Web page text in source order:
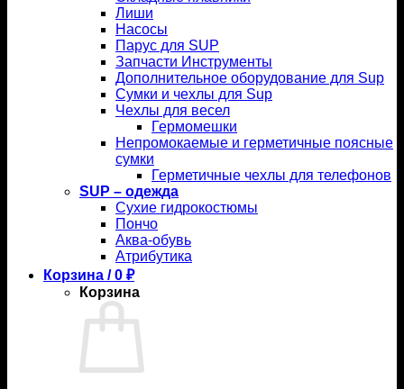
Лиши
Насосы
Парус для SUP
Запчасти Инструменты
Дополнительное оборудование для Sup
Сумки и чехлы для Sup
Чехлы для весел
Гермомешки
Непромокаемые и герметичные поясные
сумки
Герметичные чехлы для телефонов
SUP – одежда
Сухие гидрокостюмы
Пончо
Аква-обувь
Атрибутика
Корзина /0 ₽
Корзина